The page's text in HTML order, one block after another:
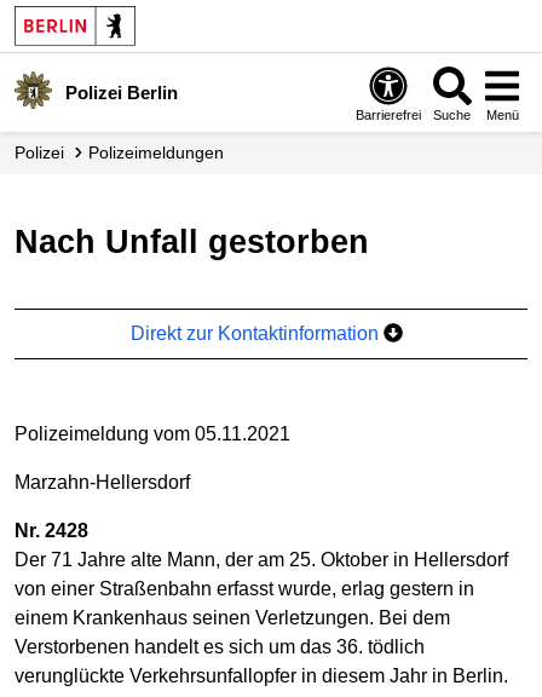
Polizei Berlin
Barrierefrei Suche Menü
Polizei Polizei­meldungen
Nach Unfall gestorben
Direkt zur Kontaktinformation
Polizeimeldung vom 05.11.2021
Marzahn-Hellersdorf
Nr. 2428
Der 71 Jahre alte Mann, der am 25. Oktober in Hellersdorf
von einer Straßenbahn erfasst wurde, erlag gestern in
einem Krankenhaus seinen Verletzungen. Bei dem
Verstorbenen handelt es sich um das 36. tödlich
verunglückte Verkehrsunfallopfer in diesem Jahr in Berlin.